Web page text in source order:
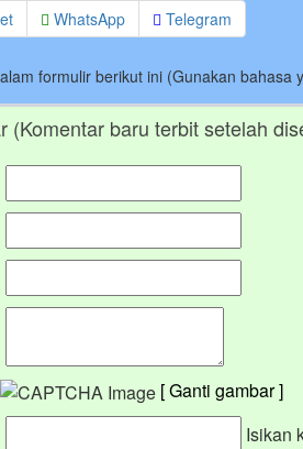
WhatsApp Telegram
formulir berikut ini (Gunakan bahasa
(Komentar baru terbit setelah
[ Ganti gambar ]
Isikan